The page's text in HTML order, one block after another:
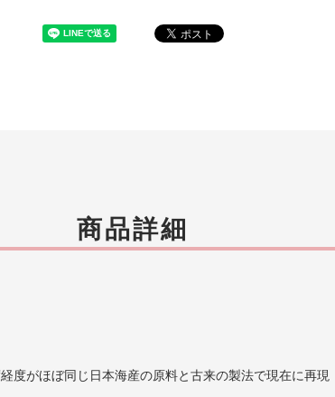
商品詳細
がほぼ同じ日本海産の原料と古来の製法で現在に再現